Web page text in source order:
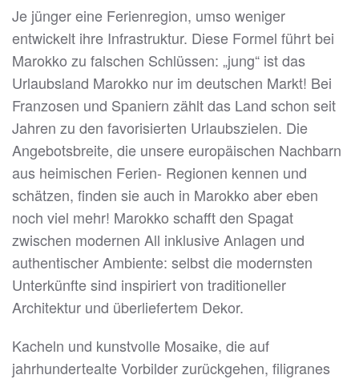
Je jünger eine Ferienregion, umso weniger
entwickelt ihre Infrastruktur. Diese Formel führt bei
Marokko zu falschen Schlüssen: „jung“ ist das
Urlaubsland Marokko nur im deutschen Markt! Bei
Franzosen und Spaniern zählt das Land schon seit
Jahren zu den favorisierten Urlaubszielen. Die
Angebotsbreite, die unsere europäischen Nachbarn
aus heimischen Ferien- Regionen kennen und
schätzen, finden sie auch in Marokko aber eben
noch viel mehr! Marokko schafft den Spagat
zwischen modernen All inklusive Anlagen und
authentischer Ambiente: selbst die modernsten
Unterkünfte sind inspiriert von traditioneller
Architektur und überliefertem Dekor.
Kacheln und kunstvolle Mosaike, die auf
jahrhundertealte Vorbilder zurückgehen, filigranes